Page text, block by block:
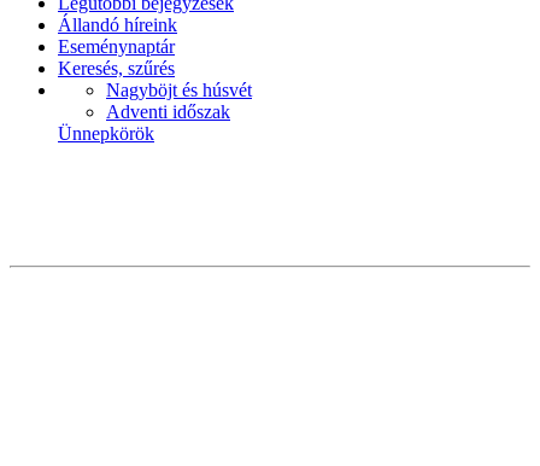
Állandó híreink
Eseménynaptár
Keresés, szűrés
Nagyböjt és húsvét
Adventi időszak
Ünnepkörök